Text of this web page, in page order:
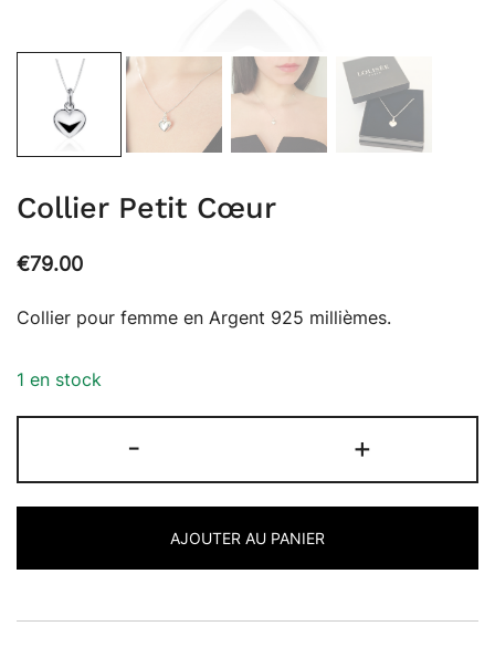
Collier Petit Cœur
€79.00
Collier pour femme en Argent 925 millièmes.
1 en stock
-
Collier
Cœur
+
AJOUTER AU PANIER